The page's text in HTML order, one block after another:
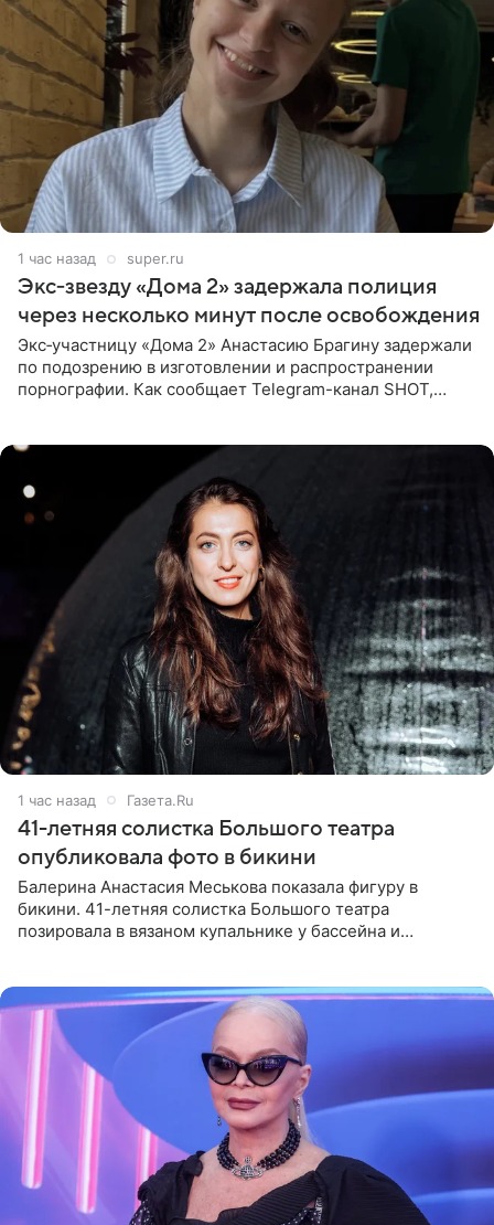
1 час назад super.ru
Экс‑звезду «Дома 2» задержала полиция
через несколько минут после освобождения
Экс‑участницу «Дома 2» Анастасию Брагину задержали
по подозрению в изготовлении и распространении
порнографии. Как сообщает Telegram-канал SHOT,
1 час назад Газета.Ru
41-летняя солистка Большого театра
опубликовала фото в бикини
Балерина Анастасия Меськова показала фигуру в
бикини. 41-летняя солистка Большого театра
позировала в вязаном купальнике у бассейна и